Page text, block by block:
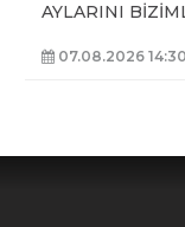
AYLARINI
07.08.2026 14:30